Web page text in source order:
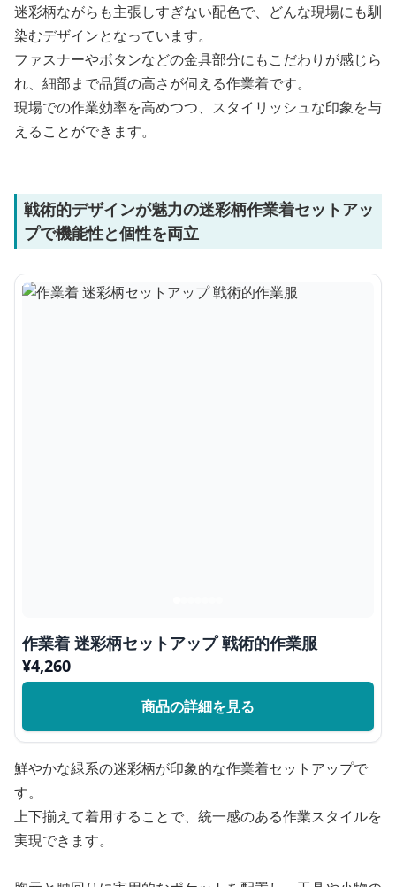
迷彩柄ながらも主張しすぎない配色で、どんな現場にも馴
染むデザインとなっています。
ファスナーやボタンなどの金具部分にもこだわりが感じら
れ、細部まで品質の高さが伺える作業着です。
現場での作業効率を高めつつ、スタイリッシュな印象を与
えることができます。
戦術的デザインが魅力の迷彩柄作業着セットアッ
プで機能性と個性を両立
作業着 迷彩柄セットアップ 戦術的作業服
¥4,260
商品の詳細を見る
鮮やかな緑系の迷彩柄が印象的な作業着セットアップで
す。
上下揃えて着用することで、統一感のある作業スタイルを
実現できます。